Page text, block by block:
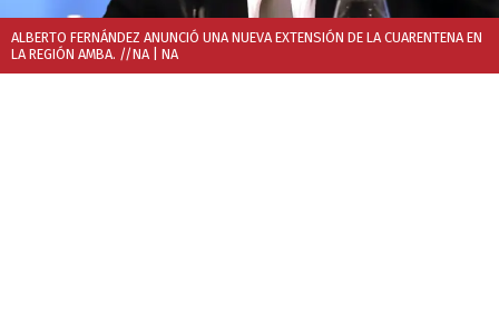
ALBERTO FERNÁNDEZ ANUNCIÓ UNA NUEVA EXTENSIÓN DE LA CUARENTENA EN
LA REGIÓN AMBA. //NA | NA